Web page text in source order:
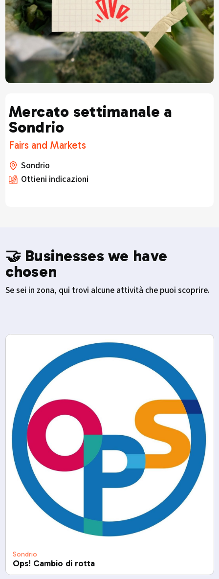
Mercato settimanale a
Sondrio
Fairs and Markets
Sondrio
Ottieni indicazioni
🤝 Businesses we have
chosen
Se sei in zona, qui trovi alcune attività che puoi scoprire.
Sondrio
Ops! Cambio di rotta